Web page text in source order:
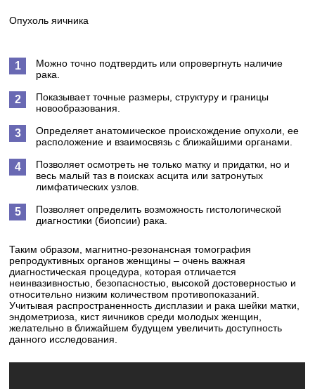
Опухоль яичника
Можно точно подтвердить или опровергнуть наличие
рака.
Показывает точные размеры, структуру и границы
новообразования.
Определяет анатомическое происхождение опухоли, ее
расположение и взаимосвязь с ближайшими органами.
Позволяет осмотреть не только матку и придатки, но и
весь малый таз в поисках асцита или затронутых
лимфатических узлов.
Позволяет определить возможность гистологической
диагностики (биопсии) рака.
Таким образом, магнитно-резонансная томография
репродуктивных органов женщины – очень важная
диагностическая процедура, которая отличается
неинвазивностью, безопасностью, высокой достоверностью и
относительно низким количеством противопоказаний.
Учитывая распространенность дисплазии и рака шейки матки,
эндометриоза, кист яичников среди молодых женщин,
желательно в ближайшем будущем увеличить доступность
данного исследования.